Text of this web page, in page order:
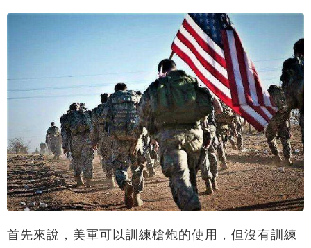
首先來說，美軍可以訓練槍炮的使用，但沒有訓練